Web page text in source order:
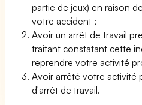
partie de jeux) en raison
votre accident ;
Avoir un arrêt de travail
traitant constatant cette
reprendre votre activité
Avoir arrêté votre activité
d'arrêt de travail.